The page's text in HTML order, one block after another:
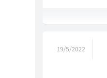
19/5/2022